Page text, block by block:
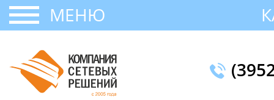
МЕНЮ